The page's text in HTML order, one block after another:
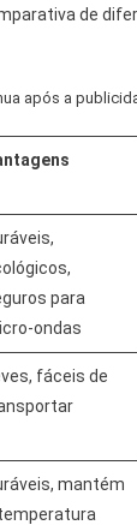
de
após a
para
ondas
fáceis de
mantém